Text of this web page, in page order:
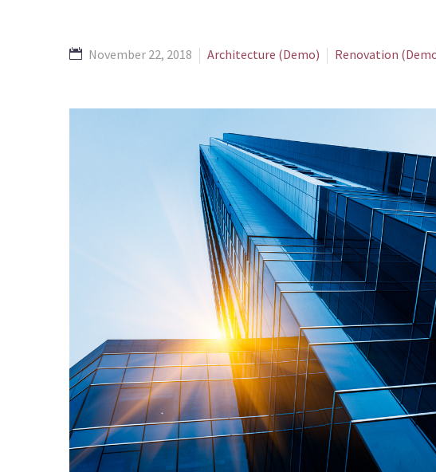
November 22, 2018 Architecture (Demo) Renovation